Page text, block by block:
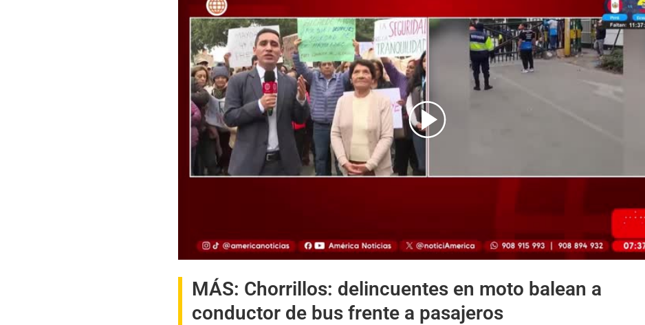
00:00/04:17 Retiran_rejas_ate
MÁS: Chorrillos: delincuentes en moto balean a
conductor de bus frente a pasajeros